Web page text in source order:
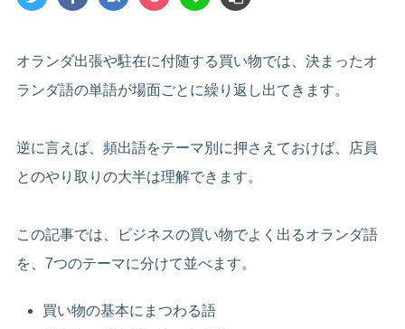
オランダ出張や駐在に付随する買い物では、決まったオ
ランダ語の単語が場面ごとに繰り返し出てきます。
逆に言えば、頻出語をテーマ別に押さえておけば、店員
とのやり取りの大半は理解できます。
この記事では、ビジネスの買い物でよく出るオランダ語
を、7つのテーマに分けて並べます。
買い物の基本にまつわる語